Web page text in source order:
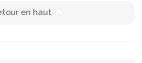
en haut